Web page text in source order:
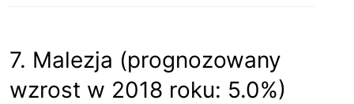
7. Malezja (prognozowany
wzrost w 2018 roku: 5.0%)